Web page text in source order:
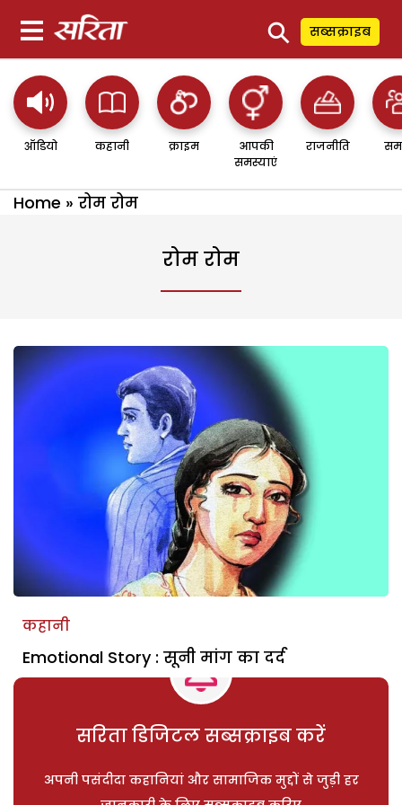
⚲ सब्सक्राइब
ऑडियो कहानी क्राइम
आपकी
समस्याएं
राजनीति
Home » रोम रोम
रोम रोम
कहानी
Emotional Story : सूनी मांग का दर्द
सरिता डिजिटल सब्सक्राइब करें
अपनी पसंदीदा कहानियां और सामाजिक मुद्दों से जुड़ी हर